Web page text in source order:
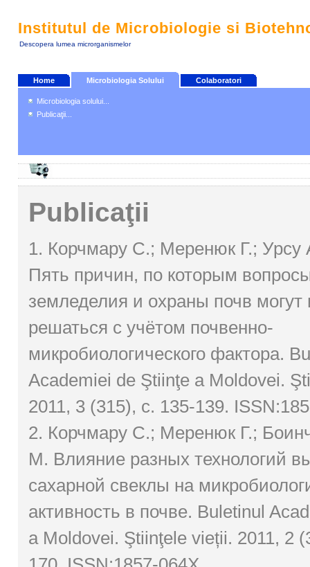
Institutul de Microbiologie si
Descopera lumea microrganismelor
Home Microbiologia Solului Colaboratori
Microbiologia solului...
Publicaţii...
Publicaţii
1. Корчмару C.; Меренюк Г.; Урсу
Пять причин, по которым
земледелия и охраны почв
решаться с учётом почвенно-
микробиологического фактора.
Academiei de Ştiinţe a Moldovei.
2011, 3 (315), с. 135-139.
2. Корчмару C.; Меренюк Г.;
М. Влияние разных технологий
сахарной свеклы на
активность в почве. Buletinul
a Moldovei. Ştiinţele vieții. 2011, 2